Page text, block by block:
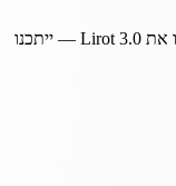
את Lirot 3.0— ייתכנו